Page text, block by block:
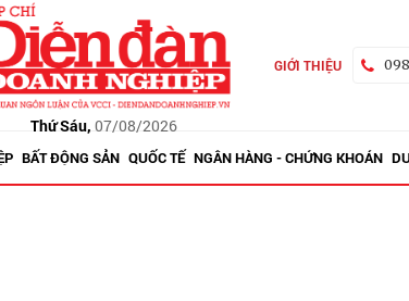
Thứ Sáu, 07/08/2026
GIỚI THIỆU
BẤT ĐỘNG SẢN QUỐC TẾ NGÂN HÀNG - CHỨNG KHOÁN